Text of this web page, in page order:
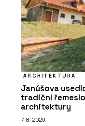
ARCHITEKTURA
Janúšova
tradiční
architektury
7. 8. 2026